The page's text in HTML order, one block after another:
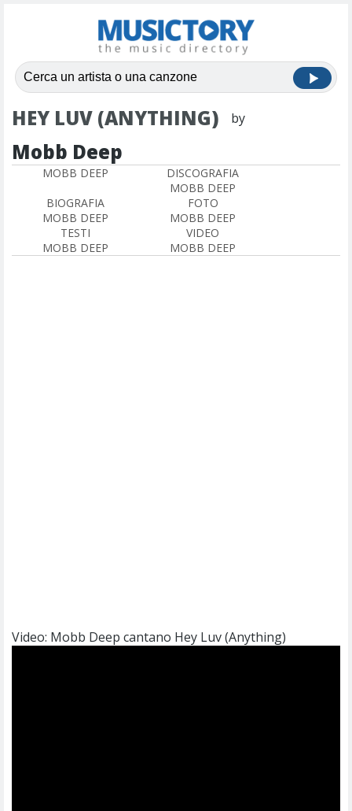
HEY LUV (ANYTHING) by
Mobb Deep
MOBB DEEP
DISCOGRAFIA
MOBB DEEP
BIOGRAFIA
MOBB DEEP
FOTO
MOBB DEEP
TESTI
MOBB DEEP
VIDEO
MOBB DEEP
Video: Mobb Deep cantano Hey Luv (Anything)